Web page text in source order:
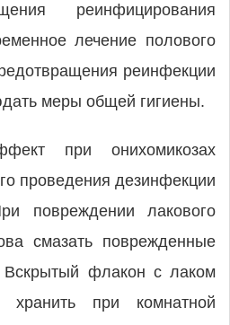
реинфицирования
лечение полового
реинфекции
меры общей гигиены.
при онихомикозах
проведения дезинфекции
повреждении лакового
смазать поврежденные
Вскрытый флакон с лаком
при комнатной